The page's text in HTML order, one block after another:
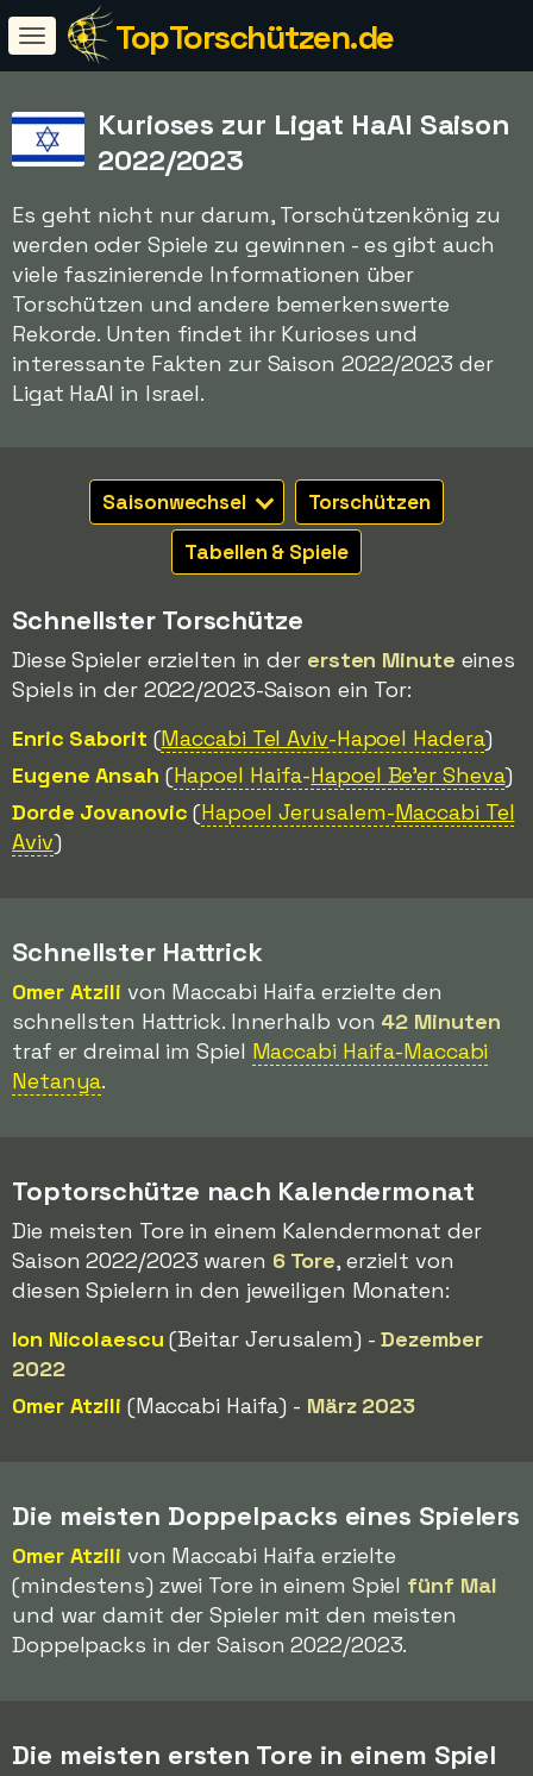
TopTorschützen.de
Kurioses zur Ligat HaAl Saison
2022/2023
Es geht nicht nur darum, Torschützenkönig zu
werden oder Spiele zu gewinnen - es gibt auch
viele faszinierende Informationen über
Torschützen und andere bemerkenswerte
Rekorde. Unten findet ihr Kurioses und
interessante Fakten zur Saison 2022/2023 der
Ligat HaAl in Israel.
Saisonwechsel
Torschützen
Tabellen & Spiele
Schnellster Torschütze
Diese Spieler erzielten in der ersten Minute eines
Spiels in der 2022/2023-Saison ein Tor:
Enric Saborit (Maccabi Tel Aviv-Hapoel Hadera)
Eugene Ansah (Hapoel Haifa-Hapoel Be'er Sheva)
Dorde Jovanovic (Hapoel Jerusalem-Maccabi Tel
Aviv)
Schnellster Hattrick
Omer Atzili von Maccabi Haifa erzielte den
schnellsten Hattrick. Innerhalb von 42 Minuten
traf er dreimal im Spiel Maccabi Haifa-Maccabi
Netanya.
Toptorschütze nach Kalendermonat
Die meisten Tore in einem Kalendermonat der
Saison 2022/2023 waren 6 Tore, erzielt von
diesen Spielern in den jeweiligen Monaten:
Ion Nicolaescu (Beitar Jerusalem) -Dezember
2022
Omer Atzili (Maccabi Haifa) - März 2023
Die meisten Doppelpacks eines Spielers
Omer Atzili von Maccabi Haifa erzielte
(mindestens) zwei Tore in einem Spiel fünf Mal
und war damit der Spieler mit den meisten
Doppelpacks in der Saison 2022/2023.
Die meisten ersten Tore in einem Spiel